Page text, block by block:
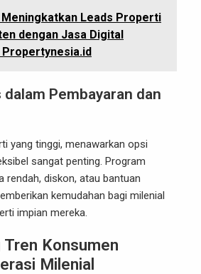
Meningkatkan Leads Properti
dengan Jasa Digital
Pembayaran dan
yang tinggi, menawarkan opsi
sangat penting. Program
rendah, diskon, atau bantuan
kemudahan bagi milenial
impian mereka.
Tren Konsumen
Milenial